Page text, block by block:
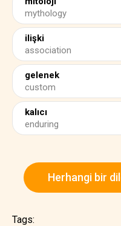
mythology
ilişki
association
gelenek
custom
kalıcı
enduring
Herhangi bir
Tags: